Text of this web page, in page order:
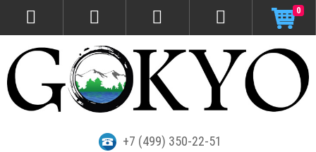
+7 (499) 350-22-51
0